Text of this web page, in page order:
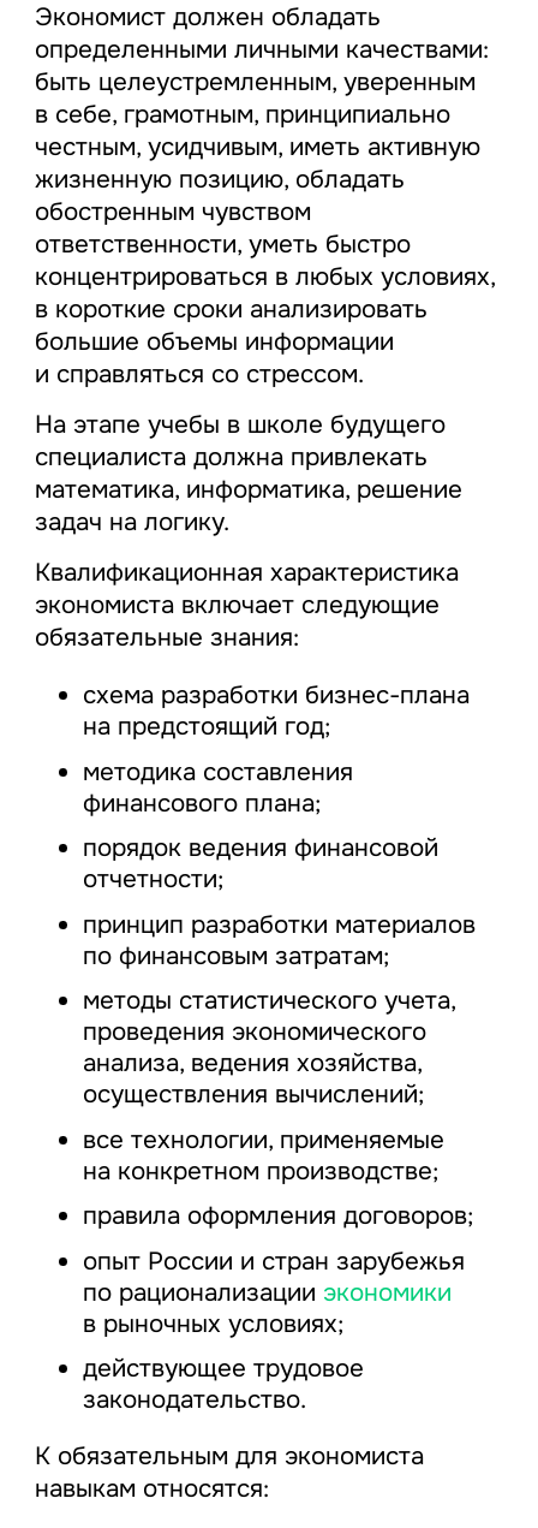
Экономист должен обладать
определенными личными качествами:
быть целеустремленным, уверенным
в себе, грамотным, принципиально
честным, усидчивым, иметь активную
жизненную позицию, обладать
обостренным чувством
ответственности, уметь быстро
концентрироваться в любых условиях,
в короткие сроки анализировать
большие объемы информации
и справляться со стрессом.
На этапе учебы в школе будущего
специалиста должна привлекать
математика, информатика, решение
задач на логику.
Квалификационная характеристика
экономиста включает следующие
обязательные знания:
схема разработки бизнес-плана
на предстоящий год;
методика составления
финансового плана;
порядок ведения финансовой
отчетности;
принцип разработки материалов
по финансовым затратам;
методы статистического учета,
проведения экономического
анализа, ведения хозяйства,
осуществления вычислений;
все технологии, применяемые
на конкретном производстве;
правила оформления договоров;
опыт России и стран зарубежья
по рационализации экономики
в рыночных условиях;
действующее трудовое
законодательство.
К обязательным для экономиста
навыкам относятся: